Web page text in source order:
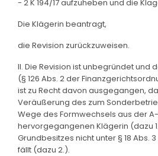
- 2 K 194/17 aufzuheben und die
Die Klägerin beantragt,
die Revision zurückzuweisen.
II. Die Revision ist unbegründet und
(§ 126 Abs. 2 der
ist zu Recht davon ausgegangen,
Veräußerung des zum
Wege des Formwechsels aus der
hervorgegangenen Klägerin (dazu
Grundbesitzes nicht unter § 18 Abs. 3
fällt (dazu 2.).